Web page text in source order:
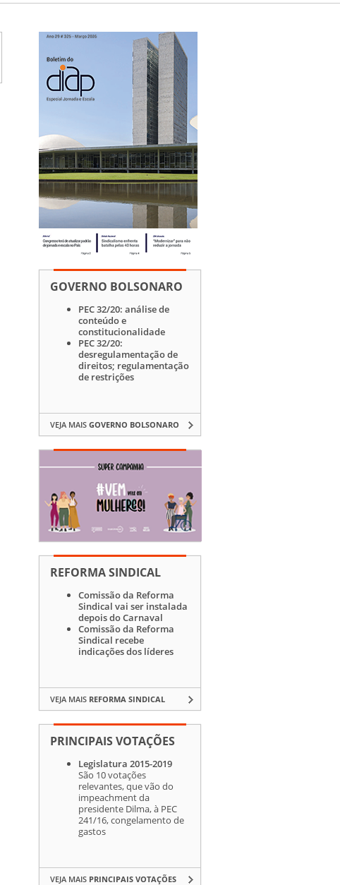
GOVERNO BOLSONARO
PEC 32/20: análise de
conteúdo e
constitucionalidade
PEC 32/20:
desregulamentação de
direitos; regulamentação
de restrições
VEJA MAIS GOVERNO BOLSONARO
REFORMA SINDICAL
Comissão da Reforma
Sindical vai ser instalada
depois do Carnaval
Comissão da Reforma
Sindical recebe
indicações dos líderes
VEJA MAIS REFORMA SINDICAL
PRINCIPAIS VOTAÇÕES
Legislatura 2015-2019
São 10 votações
relevantes, que vão do
impeachment da
presidente Dilma, à PEC
241/16, congelamento de
gastos
VEJA MAIS PRINCIPAIS VOTAÇÕES